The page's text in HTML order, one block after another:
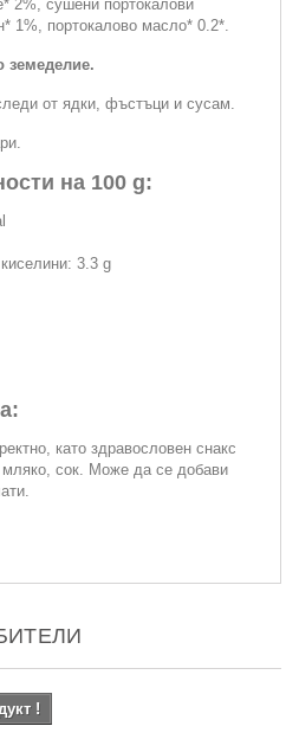
2%, сушени портокалови
1%, портокалово масло* 0.2*.
земеделие.
от ядки, фъстъци и сусам.
на 100 g:
3.3 g
като здравословен снакс
сок. Може да се добави
!